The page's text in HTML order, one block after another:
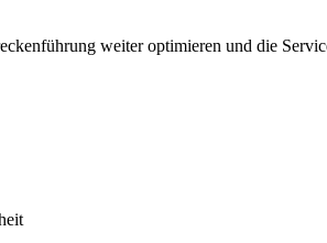
weiter optimieren und die